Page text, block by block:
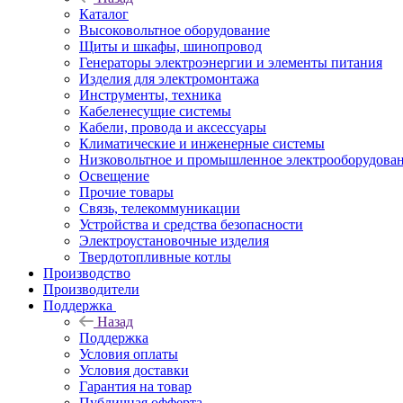
Каталог
Высоковольтное оборудование
Щиты и шкафы, шинопровод
Генераторы электроэнергии и элементы питания
Изделия для электромонтажа
Инструменты, техника
Кабеленесущие системы
Кабели, провода и аксессуары
Климатические и инженерные системы
Низковольтное и промышленное
Освещение
Прочие товары
Связь, телекоммуникации
Устройства и средства безопасности
Электроустановочные изделия
Твердотопливные котлы
Производство
Производители
Поддержка
Назад
Поддержка
Условия оплаты
Условия доставки
Гарантия на товар